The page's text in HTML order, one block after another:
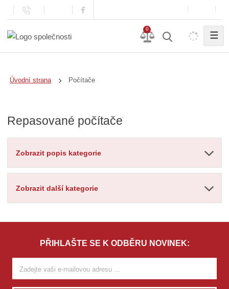
0
☰
Úvodní strana Počítače
Repasované počítače
Zobrazit popis kategorie
Zobrazit další kategorie
PŘIHLAŠTE SE K ODBĚRU NOVINEK: